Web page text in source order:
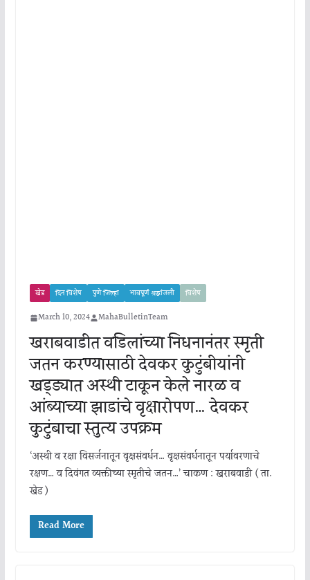
खेड दिन विशेष पुणे जिल्हा भावपूर्ण श्रद्धांजली विशेष
March 10, 2024 MahaBulletinTeam
खराबवाडीत वडिलांच्या निधनानंतर स्मृती
जतन करण्यासाठी देवकर कुटुंबीयांनी
खड्ड्यात अस्थी टाकून केले नारळ व
आंब्याच्या झाडांचे वृक्षारोपण… देवकर
कुटुंबाचा स्तुत्य उपक्रम
‘अस्थी व रक्षा विसर्जनातून वृक्षसंवर्धन… वृक्षसंवर्धनातून पर्यावरणाचे
रक्षण… व दिवंगत व्यक्तीच्या स्मृतीचे जतन…’ चाकण : खराबवाडी ( ता.
खेड )
Read More